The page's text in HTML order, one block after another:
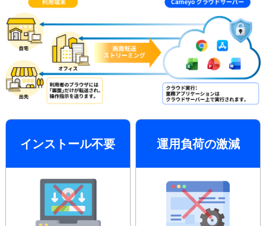
インストール不要 運用負荷の激減